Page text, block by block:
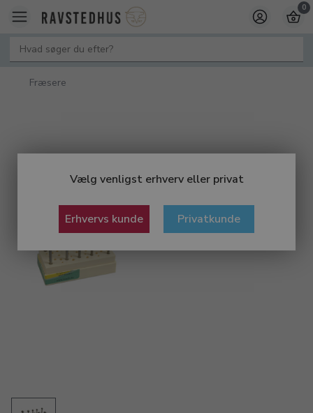
Vælg venligst erhverv eller privat
Erhvervs kunde Privatkunde
0
Fræsere